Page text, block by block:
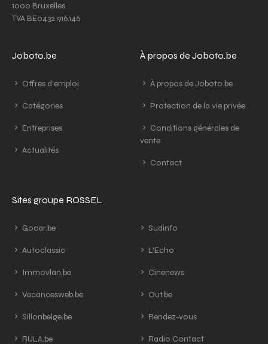
1000 Bruxelles
TVA BE0432.916.146
Joboto.be
Offres d'emploi
Catégories
Entreprises
Actualités
À propos de Joboto.be
À propos de Joboto.be
Protection de la vie privée
Conditions générales de
vente
Contact
Sites groupe ROSSEL
Gocar.be
Autoclassic
Immovlan.be
Vacancesweb.be
Sillonbelge.be
RULA.be
Sudinfo
L'Echo
Cinenews
Out.be
Rendez-vous
Radio Contact